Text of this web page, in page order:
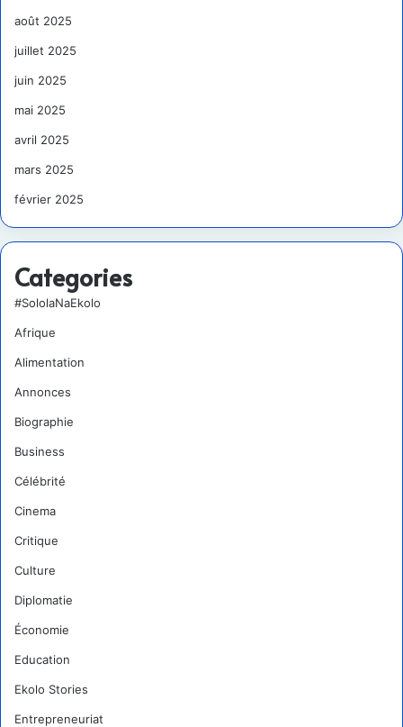
août 2025
juillet 2025
juin 2025
mai 2025
avril 2025
mars 2025
février 2025
Categories
#SololaNaEkolo
Afrique
Alimentation
Annonces
Biographie
Business
Célébrité
Cinema
Critique
Culture
Diplomatie
Économie
Education
Ekolo Stories
Entrepreneuriat